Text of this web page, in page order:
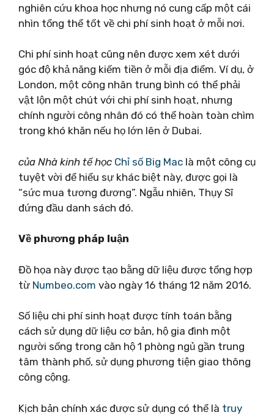
nghiên cứu khoa học nhưng nó cung cấp một cái
nhìn tổng thể tốt về chi phí sinh hoạt ở mỗi nơi.
Chi phí sinh hoạt cũng nên được xem xét dưới
góc độ khả năng kiếm tiền ở mỗi địa điểm. Ví dụ, ở
London, một công nhân trung bình có thể phải
vật lộn một chút với chi phí sinh hoạt, nhưng
chính người công nhân đó có thể hoàn toàn chìm
trong khó khăn nếu họ lớn lên ở Dubai.
của Nhà kinh tế học Chỉ số Big Mac là một công cụ
tuyệt vời để hiểu sự khác biệt này, được gọi là
“sức mua tương đương”. Ngẫu nhiên, Thụy Sĩ
đứng đầu danh sách đó.
Về phương pháp luận
Đồ họa này được tạo bằng dữ liệu được tổng hợp
từ Numbeo.com vào ngày 16 tháng 12 năm 2016.
Số liệu chi phí sinh hoạt được tính toán bằng
cách sử dụng dữ liệu cơ bản, hộ gia đình một
người sống trong căn hộ 1 phòng ngủ gần trung
tâm thành phố, sử dụng phương tiện giao thông
công cộng.
Kịch bản chính xác được sử dụng có thể là truy